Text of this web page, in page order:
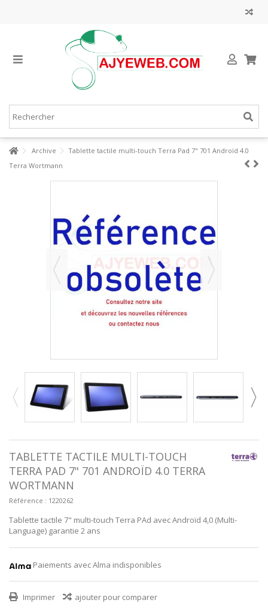
Archive
Tablette tactile multi-touch Terra Pad 7" 701 Androïd 4.0
Terra Wortmann
TABLETTE TACTILE MULTI-TOUCH
TERRA PAD 7" 701 ANDROÏD 4.0 TERRA
WORTMANN
Référence : 1220262
Tablette tactile 7" multi-touch Terra PAd avec Androïd 4,0 (Multi-
Language) garantie 2 ans
Paiements avec Alma indisponibles
Imprimer ajouter pour comparer